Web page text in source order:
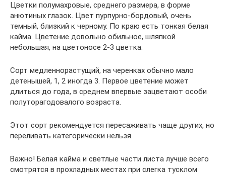
Цветки полумахровые, среднего размера, в форме
анютиных глазок. Цвет пурпурно-бордовый, очень
темный, близкий к черному. По краю есть тонкая белая
кайма. Цветение довольно обильное, шляпкой
небольшая, на цветоносе 2-3 цветка.
Сорт медленнорастущий, на черенках обычно мало
детенышей, 1, 2 иногда 3. Первое цветение может
длиться до года, в среднем впервые зацветают особи
полуторагодовалого возраста.
Этот сорт рекомендуется пересаживать чаще других, но
переливать категорически нельзя.
Важно! Белая кайма и светлые части листа лучше всего
смотрятся в прохладных местах при слегка тусклом